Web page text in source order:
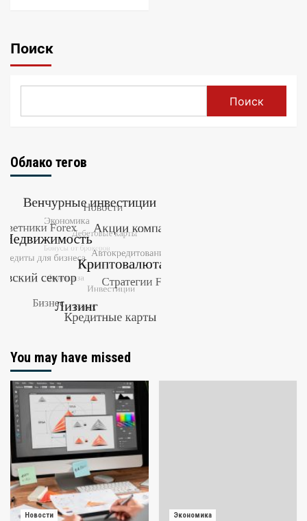
Поиск
Поиск
Облако тегов
You may have missed
Новости Экономика